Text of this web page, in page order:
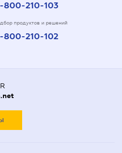
800-210-103
продуктов и решений
800-210-102